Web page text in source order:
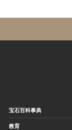
宝石百科事典
教育